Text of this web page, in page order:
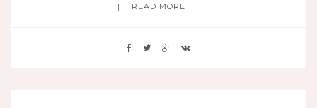
READ MORE